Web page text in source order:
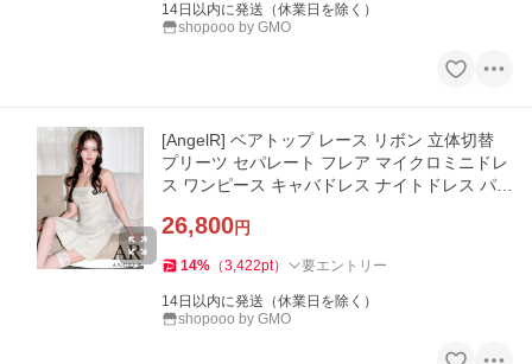
14日以内に発送（休業日を除く）
shopooo by GMO
[AngelR] ベアトップ レース リボン 立体切替
プリーツ セパレート フレア マイクロミニドレ
ス ワンピース キャバドレス ナイトドレス パー
26,800円
14% （3,422pt） 要エントリー
14日以内に発送（休業日を除く）
shopooo by GMO